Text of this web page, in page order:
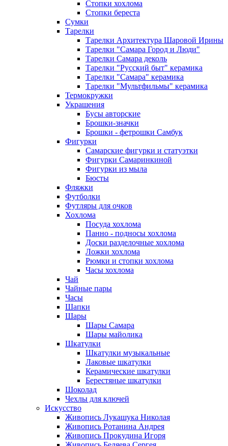
Стопки хохлома
Стопки береста
Сумки
Тарелки
Тарелки Архитектура Шаровой Ирины
Тарелки "Самара Город и Люди"
Тарелки Самара деколь
Тарелки "Русский быт" керамика
Тарелки "Самара" керамика
Тарелки "Мультфильмы" керамика
Термокружки
Украшения
Бусы авторские
Брошки-значки
Брошки - фетрошки Самбук
Фигурки
Самарские фигурки и статуэтки
Фигурки Самаринкиной
Фигурки из мыла
Бюсты
Фляжки
Футболки
Футляры для очков
Хохлома
Посуда хохлома
Панно - подносы хохлома
Доски разделочные хохлома
Ложки хохлома
Рюмки и стопки хохлома
Часы хохлома
Чай
Чайные пары
Часы
Шапки
Шары
Шары Самара
Шары майолика
Шкатулки
Шкатулки музыкальные
Лаковые шкатулки
Керамические шкатулки
Берестяные шкатулки
Шоколад
Чехлы для ключей
Искусство
Живопись Лукашука Николая
Живопись Ротанина Андрея
Живопись Прокудина Игоря